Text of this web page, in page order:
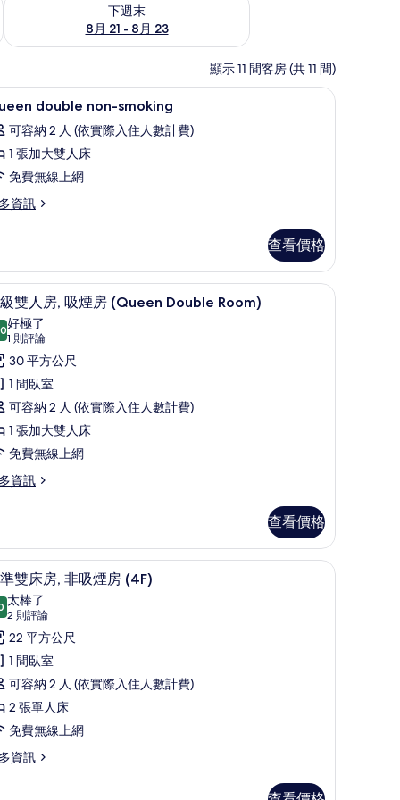
下週末
8月 21 - 8月 23
顯示 11 間客房 (共 11 間)
15 double non-smoking
可容納 2 人 (依實際入住人數計費)
1 張加大雙人床
免費無線上網
資訊
查看價格
羽絨被、書桌、筆電工作空間、隔音
6 雙人房, 吸煙房 (Queen Double Room)
分，滿分 10 分
好極了
1 則評論
(1
則
評
論)
30 平方公尺
1 間臥室
可容納 2 人 (依實際入住人數計費)
1 張加大雙人床
免費無線上網
資訊
查看價格
羽絨被、書桌、筆電工作空間、隔音
8 雙床房, 非吸煙房 (4F)
分，滿分 10 分
太棒了
2 則評論
(2
則
評
論)
22 平方公尺
1 間臥室
可容納 2 人 (依實際入住人數計費)
2 張單人床
免費無線上網
資訊